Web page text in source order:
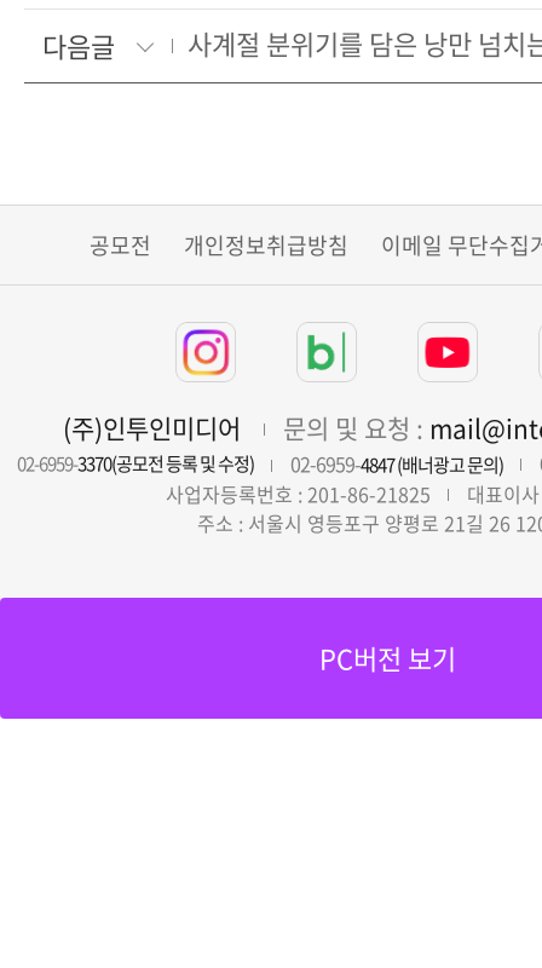
다음글
사계절 분위기를 담은 낭만 넘치
공모전 개인정보취급방침 이메일 무단수집
(주)인투인미디어 문의 및 요청 :
02-6959-3370(공모전 등록 및 수정) 02-6959-4847 (배너광고 문의)
사업자등록번호 : 201-86-21825
대표이
주소 : 서울시 영등포구 양평로 21길 26
PC버전 보기